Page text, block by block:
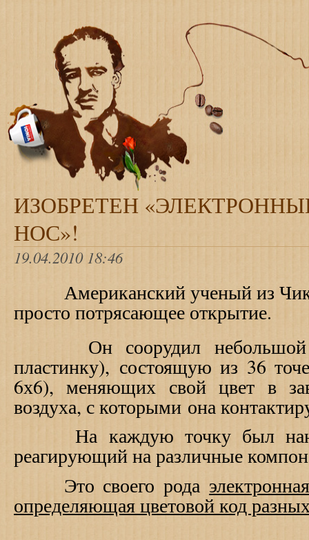
ИЗОБРЕТЕН
НОС»!
19.04.2010 18:46
Американский ученый из
просто потрясающее открытие.
Он соорудил небольшой
пластинку), состоящую из 36
6х6), меняющих свой цвет в
воздуха, с которыми она
На каждую точку был
реагирующий на различные
Это своего рода
определяющая цветовой код